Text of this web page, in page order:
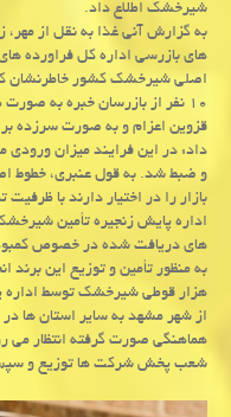
شیرخشک اطلاع داد.
به گزارش آنی غذا به نقل از مهر،
های بازرسی اداره کل فراورده
اصلی شیرخشک کشور خاطرنشان
۱۰ نفر از بازرسان خبره به
قزوین اعزام و به صورت سرزده بر
داد: در این فرایند میزان
و ضبط شد. به قول عنبری، خطوط
اداره پایش زنجیره تأمین
های دریافت شده در خصوص کمبود
هزار قوطی شیرخشک توسط اداره
از شهر مشهد به سایر استان ها در
هماهنگی صورت گرفته انتظار می
شعب پخش شرکت ها توزیع و سپس